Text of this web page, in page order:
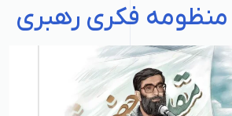
فکری رهبری